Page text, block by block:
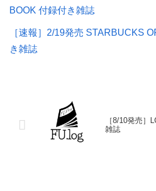
BOOK 付録付き雑誌
［速報］2/19発売 STARBUCKS
き雑誌
［8/10発売］
雑誌